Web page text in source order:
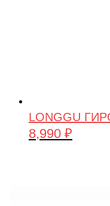
LONGGU
Первоначальная
8,990 ₽